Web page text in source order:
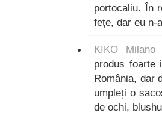
portocaliu. În
fețe, dar eu n-
KIKO Milano
produs foarte
România, dar
umpleți o
de ochi,